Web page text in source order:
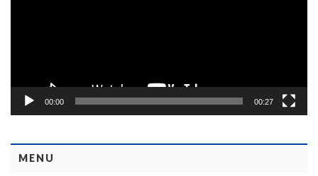
00:00 00:27
MENU